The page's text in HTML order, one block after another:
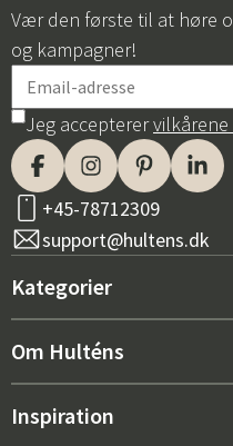
Vær den første til at høre
og kampagner!
Jeg accepterer
+45-78712309
support@hultens.dk
Kategorier
Nyt hos os
Om Hulténs
Om Hulténs
Inspiration